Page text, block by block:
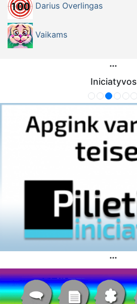
Darius Overlingas
Vaikams
Iniciatyvos